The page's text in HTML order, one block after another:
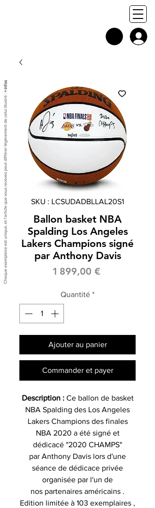
SKU : LCSUDADBLLAL20S1
Ballon basket NBA
Spalding Los Angeles
Lakers Champions signé
par Anthony Davis
1 899,00 €Prix
Quantité *
Ajouter au panier
Commander et payer
Description :Ce ballon de basket
NBA Spalding des Los Angeles
Lakers Champions des finales
NBA 2020 a été signé et
dédicacé "2020 CHAMPS"
par Anthony Davis lors d'une
séance de dédicace privée
organisée par l'un de
nos partenaires américains .
Edition limitée à 103 exemplaires ,
Chaque exemplaire est unique, et l'article que vous recevez peut différer légèrement de celui illustré :
+ infos